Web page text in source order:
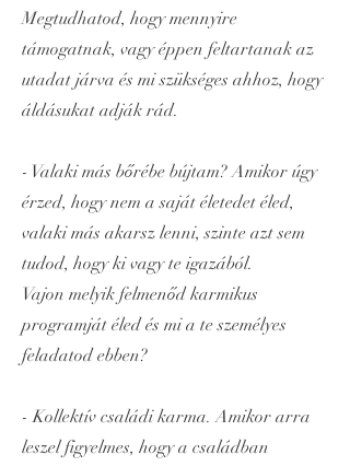
Megtudhatod, hogy mennyire
támogatnak, vagy éppen feltartanak az
utadat járva és mi szükséges ahhoz, hogy
áldásukat adják rád.
- Valaki más bőrébe bújtam? Amikor úgy
érzed, hogy nem a saját életedet éled,
valaki más akarsz lenni, szinte azt sem
tudod, hogy ki vagy te igazából.
Vajon melyik felmenőd karmikus
programját éled és mi a te személyes
feladatod ebben?
- Kollektív családi karma. Amikor arra
leszel figyelmes, hogy a családban